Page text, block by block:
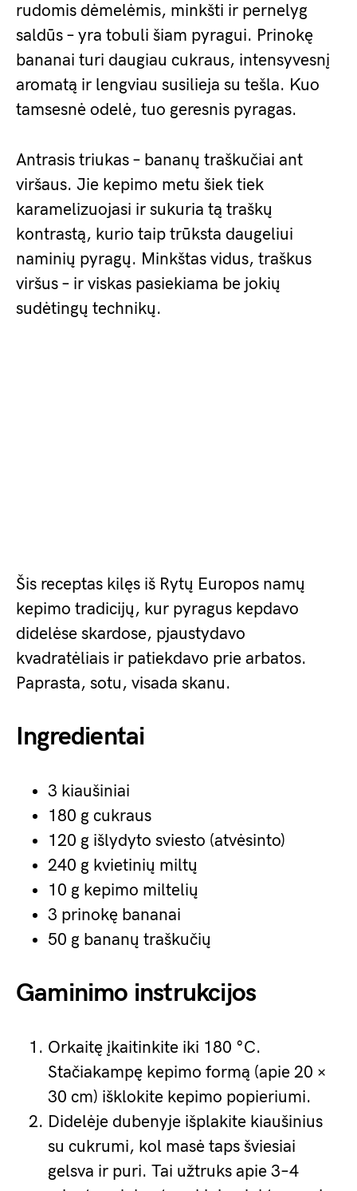
rudomis dėmelėmis, minkšti ir pernelyg
saldūs – yra tobuli šiam pyragui. Prinokę
bananai turi daugiau cukraus, intensyvesnį
aromatą ir lengviau susilieja su tešla. Kuo
tamsesnė odelė, tuo geresnis pyragas.
Antrasis triukas – bananų traškučiai ant
viršaus. Jie kepimo metu šiek tiek
karamelizuojasi ir sukuria tą traškų
kontrastą, kurio taip trūksta daugeliui
naminių pyragų. Minkštas vidus, traškus
viršus – ir viskas pasiekiama be jokių
sudėtingų technikų.
Šis receptas kilęs iš Rytų Europos namų
kepimo tradicijų, kur pyragus kepdavo
didelėse skardose, pjaustydavo
kvadratėliais ir patiekdavo prie arbatos.
Paprasta, sotu, visada skanu.
Ingredientai
3 kiaušiniai
180 g cukraus
120 g išlydyto sviesto (atvėsinto)
240 g kvietinių miltų
10 g kepimo miltelių
3 prinokę bananai
50 g bananų traškučių
Gaminimo instrukcijos
Orkaitę įkaitinkite iki 180 °C.
Stačiakampę kepimo formą (apie 20 ×
30 cm) išklokite kepimo popieriumi.
Didelėje dubenyje išplakite kiaušinius
su cukrumi, kol masė taps šviesiai
gelsva ir puri. Tai užtruks apie 3–4